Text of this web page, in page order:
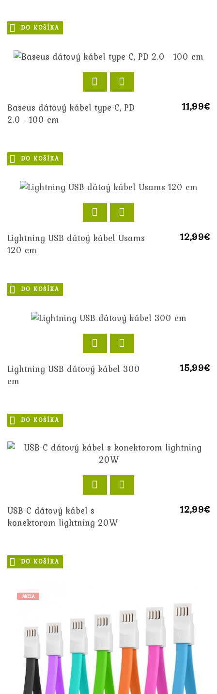
DO KOŠÍKA
Baseus dátový kábel type-C, PD
2.0 - 100 cm
11,99€
DO KOŠÍKA
Lightning USB dátoý kábel Usams
120 cm
12,99€
DO KOŠÍKA
Lightning USB dátový kábel 300
cm
15,99€
DO KOŠÍKA
USB-C dátový kábel s
konektorom lightning 20W
12,99€
DO KOŠÍKA
AKCIA